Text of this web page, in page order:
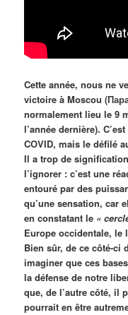
Cette année, nous ne
victoire à Moscou
normalement lieu le 9
l’année dernière).
COVID, mais le défilé
Il a trop de
l’ignorer : c’est une
entouré par des
qu’une sensation, car
en constatant le «
Europe occidentale, le
Bien sûr, de ce côté-ci
imaginer que ces
la défense de notre
que, de l’autre côté, il
pourrait en être